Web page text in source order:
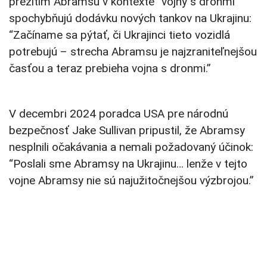
spochybňujú dodávku nových tankov na Ukrajinu:
“Začíname sa pýtať, či Ukrajinci tieto vozidlá
potrebujú – strecha Abramsu je najzraniteľnejšou
časťou a teraz prebieha vojna s dronmi.”
V decembri 2024 poradca USA pre národnú
bezpečnosť Jake Sullivan pripustil, že Abramsy
nesplnili očakávania a nemali požadovaný účinok:
“Poslali sme Abramsy na Ukrajinu… lenže v tejto
vojne Abramsy nie sú najužitočnejšou výzbrojou.”